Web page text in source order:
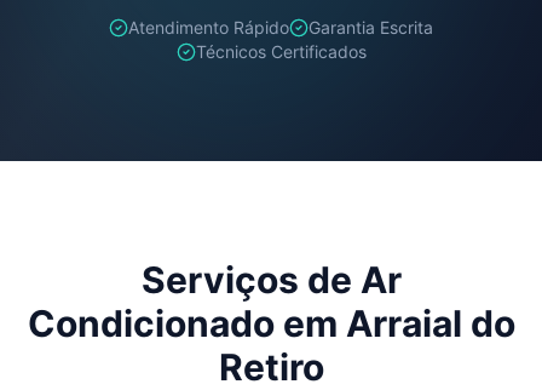
Atendimento Rápido
Garantia Escrita
Técnicos Certificados
Serviços de Ar
Condicionado em Arraial do
Retiro